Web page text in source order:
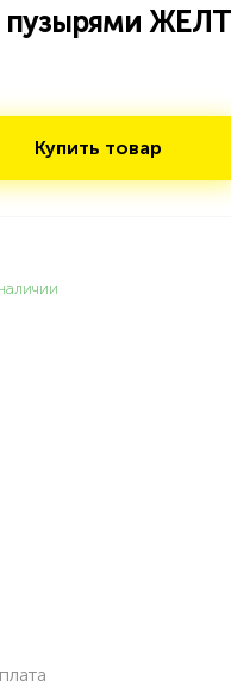
пузырями
Купить товар